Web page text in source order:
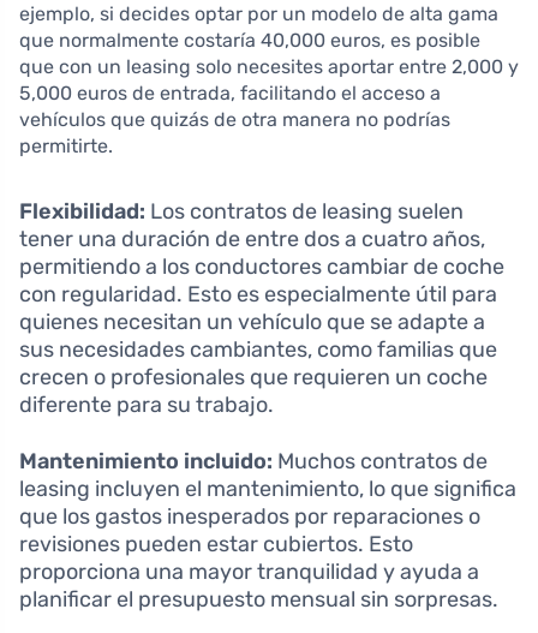
ejemplo, si decides optar por un modelo de alta gama
que normalmente costaría 40,000 euros, es posible
que con un leasing solo necesites aportar entre 2,000 y
5,000 euros de entrada, facilitando el acceso a
vehículos que quizás de otra manera no podrías
permitirte.
Flexibilidad: Los contratos de leasing suelen
tener una duración de entre dos a cuatro años,
permitiendo a los conductores cambiar de coche
con regularidad. Esto es especialmente útil para
quienes necesitan un vehículo que se adapte a
sus necesidades cambiantes, como familias que
crecen o profesionales que requieren un coche
diferente para su trabajo.
Mantenimiento incluido: Muchos contratos de
leasing incluyen el mantenimiento, lo que significa
que los gastos inesperados por reparaciones o
revisiones pueden estar cubiertos. Esto
proporciona una mayor tranquilidad y ayuda a
planificar el presupuesto mensual sin sorpresas.